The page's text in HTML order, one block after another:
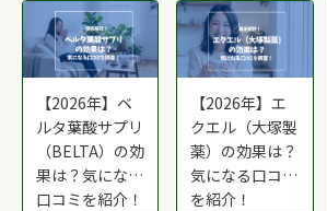
【2026年】ベ
ルタ葉酸サプリ
（BELTA）の効
果は？気になる
口コミを紹介！
【2026年】エ
クエル（大塚製
薬）の効果は？
気になる口コミ
を紹介！